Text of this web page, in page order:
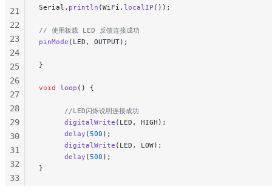
Serial. println (WiFi. localIP ());
// 使用板载 LED 反馈连接成功
pinMode (LED, OUTPUT);
}
void loop () {
      //LED闪烁说明连接成功
      digitalWrite
(LED, HIGH);
      delay
(500 );
      digitalWrite
(LED, LOW);
      delay
(500 );
}
21
22
23
24
25
26
27
28
29
30
31
32
33